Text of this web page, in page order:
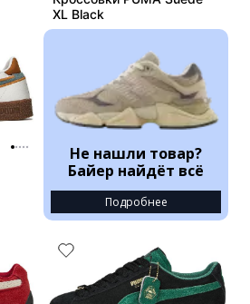
XL Black
Не нашли товар?
Байер найдёт всё
Подробнее